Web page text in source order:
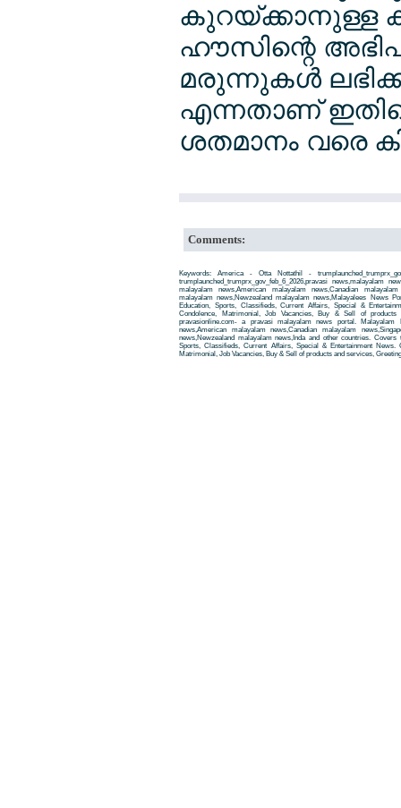
കുറയ്ക്കാനുള്ള
ഹൗസിന്റെ
മരുന്നുകള്‍
എന്നതാണ്
ശതമാനം വരെ
Comments:
Keywords: America - Otta Nottathil -
trumplaunched_trumprx_gov_feb_6_2026,pravasi news,malayalam
malayalam news,American malayalam news,Canadian
malayalam news,Newzealand malayalam news,Malayalees News
Education, Sports, Classifieds, Current Affairs, Special &
Condolence, Matrimonial, Job Vacancies, Buy & Sell of
pravasionline.com- a pravasi malayalam news portal. Malayalam
news,American malayalam news,Canadian malayalam
news,Newzealand malayalam news,Inda and other countries.
Sports, Classifieds, Current Affairs, Special & Entertainment News.
Matrimonial, Job Vacancies, Buy & Sell of products and services,